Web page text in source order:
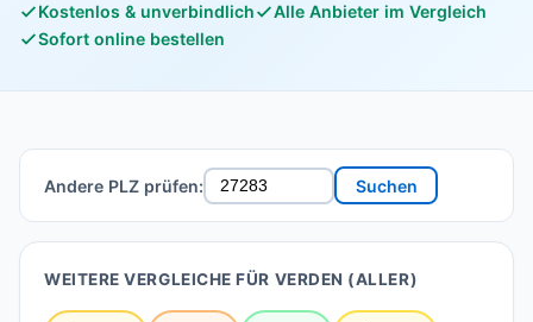
Kostenlos & unverbindlich
Alle Anbieter im Vergleich
Sofort online bestellen
Andere PLZ prüfen: Suchen
WEITERE VERGLEICHE FÜR VERDEN (ALLER)